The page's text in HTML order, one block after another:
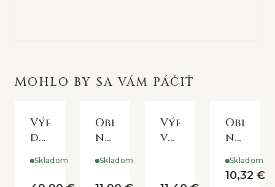
MOHLO BY SA VÁM PÁČIŤ
Výplň
do
80x80
cm
Skladom
Obliečka
na
PUMPKIN
Skladom
Výplň
vankúša
na
STYLE
Skladom
10,32 €